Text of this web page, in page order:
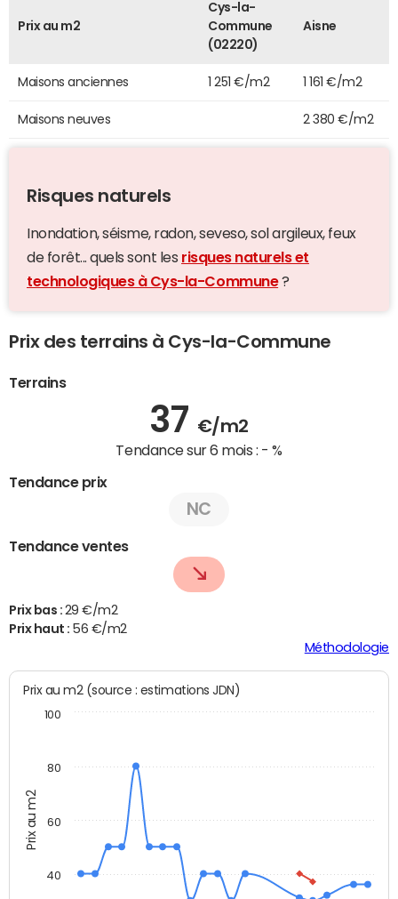
Prix au m2
Cys-la-
Commune
(02220)
Aisne
Maisons anciennes 1 251 €/m2 1 161 €/m2
Maisons neuves 2 380 €/m2
Risques naturels
Inondation, séisme, radon, seveso, sol argileux, feux
de forêt... quels sont les risques naturels et
technologiques à Cys-la-Commune?
Prix des terrains à Cys-la-Commune
Terrains
37 €/m2
Tendance sur 6 mois : - %
Tendance prix
NC
Tendance ventes
Prix bas : 29 €/m2
Prix haut : 56 €/m2
Méthodologie
Prix au m2
Prix au m2 (source : estimations JDN)
40
60
80
100